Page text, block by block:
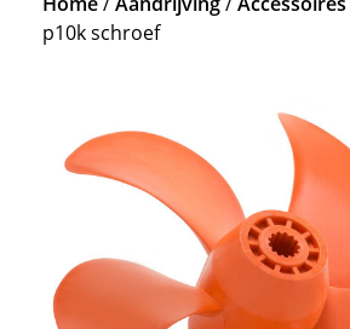
p10k schroef